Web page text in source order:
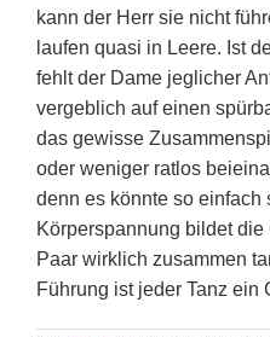
kann der Herr sie nicht
laufen quasi in Leere. Ist
fehlt der Dame jeglicher
vergeblich auf einen
das gewisse
oder weniger ratlos
denn es könnte so einfach
Körperspannung bildet
Paar wirklich zusammen
Führung ist jeder Tanz ein